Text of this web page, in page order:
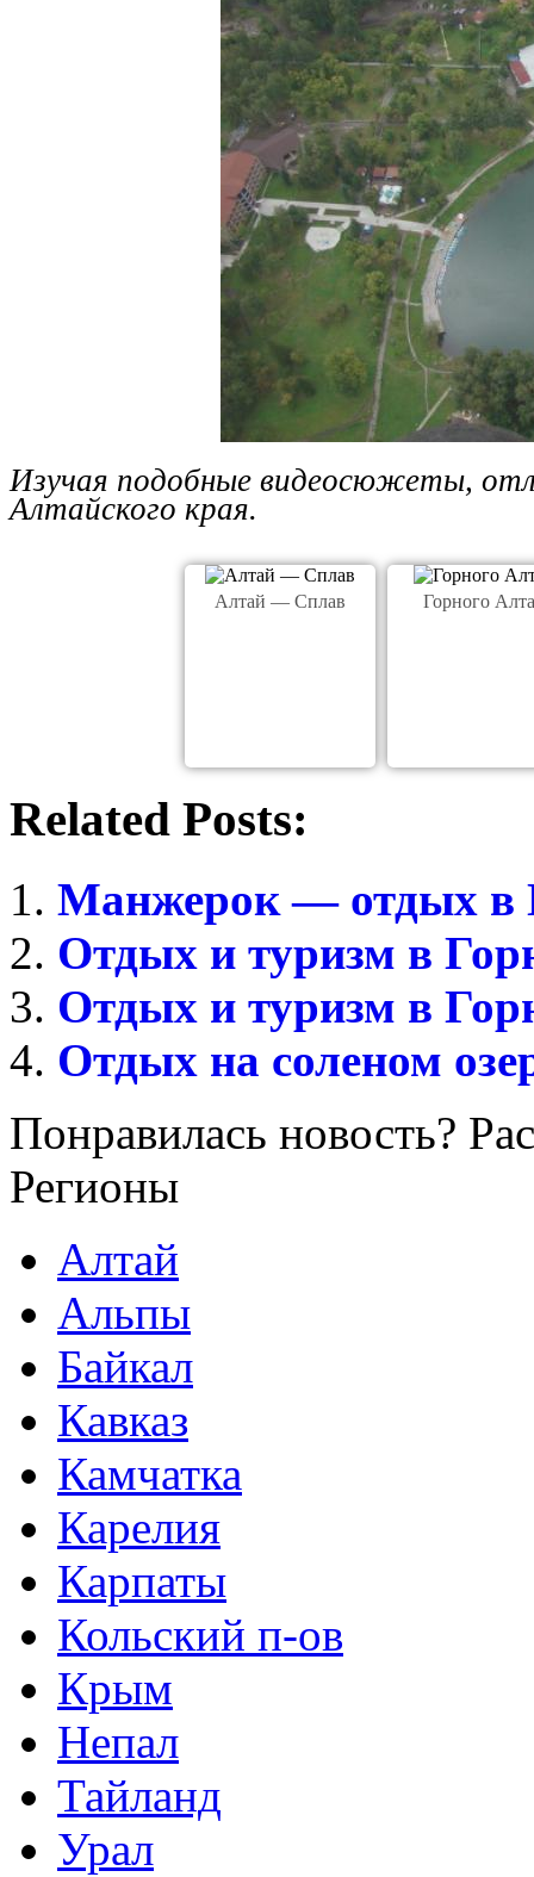
Изучая подобные видеосюжеты,
Алтайского края.
Алтай — Сплав Горного
Related Posts:
Манжерок — отдых в
Отдых и туризм в
Отдых и туризм в
Отдых на соленом
Понравилась новость?
Регионы
Алтай
Альпы
Байкал
Кавказ
Камчатка
Карелия
Карпаты
Кольский п-ов
Крым
Непал
Тайланд
Урал